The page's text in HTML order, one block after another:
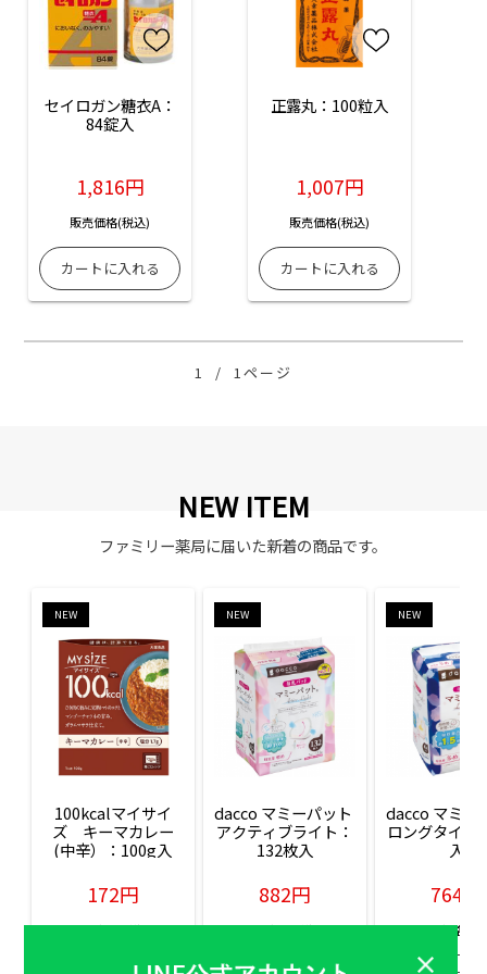
セイロガン糖衣A：
84錠入
1,816円
販売価格(税込)
正露丸：100粒入
1,007円
販売価格(税込)
1 / 1ページ
NEW ITEM
ファミリー薬局に届いた新着の商品です。
NEW
100kcalマイサイ
ズ　キーマカレー
(中辛）：100g入
172円
販売価格(税込)
NEW
dacco マミーパット
アクティブライト：
132枚入
882円
販売価格(税込)
NEW
dacco マミー
ロングタイム
入
764円
販売価格(税